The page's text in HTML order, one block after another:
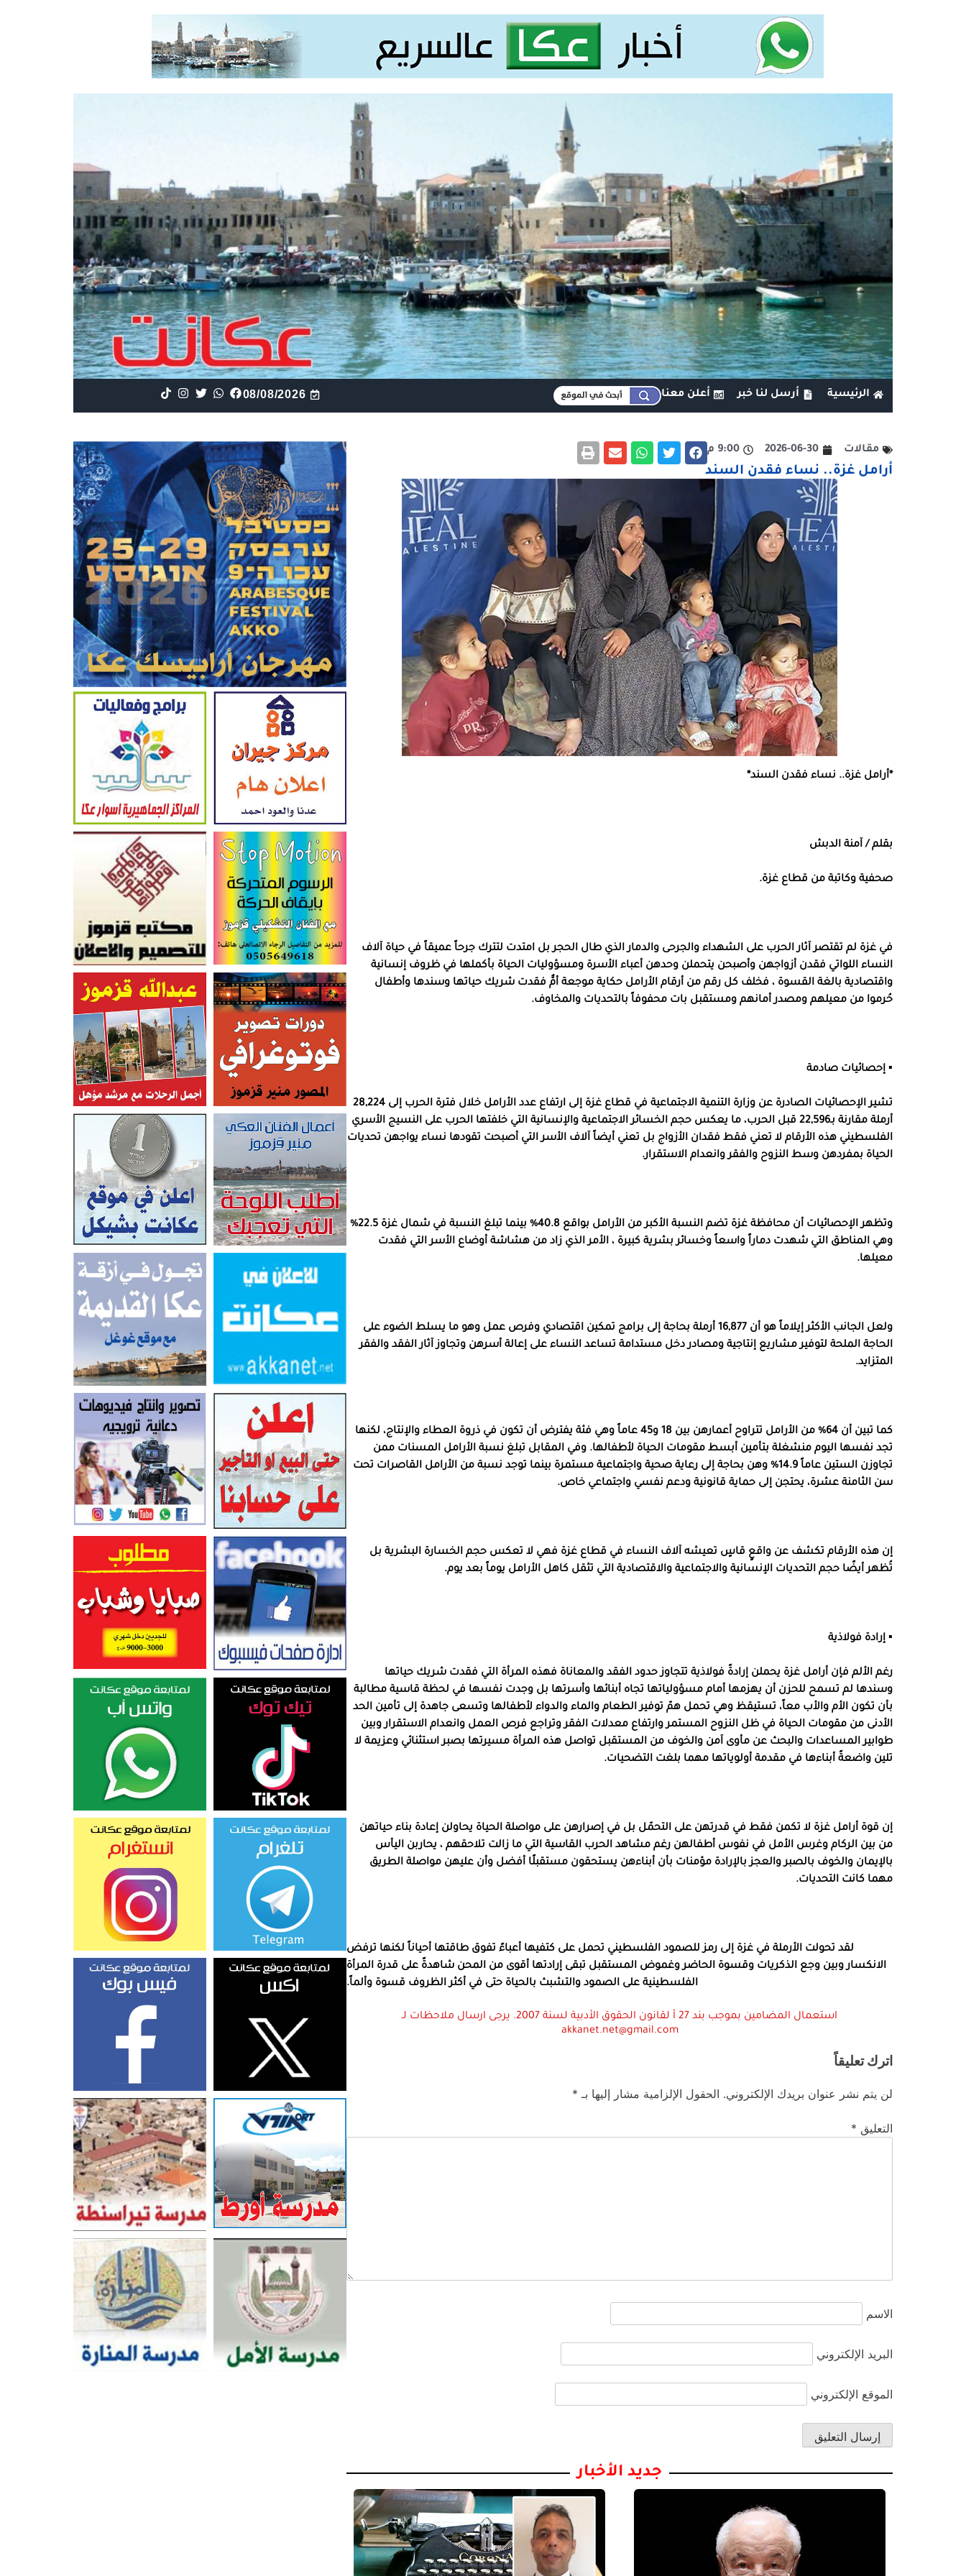
الرئيسية أرسل لنا خبر أعلن معنا 08/08/2026
مقالات 2026-06-30 9:00 م
أرامل غزة.. نساء فقدن السند
*أرامل غزة.. نساء فقدن السند*
بقلم / آمنة الدبش
صحفية وكاتبة من قطاع غزة.
في غزة لم تقتصر آثار الحرب على الشهداء والجرحى والدمار الذي طال الحجر بل امتدت لتترك جرحاً عميقاً في حياة آلاف
النساء اللواتي فقدن أزواجهن وأصبحن يتحملن وحدهن أعباء الأسرة ومسؤوليات الحياة بأكملها في ظروف إنسانية
واقتصادية بالغة القسوة ، فخلف كل رقم من أرقام الأرامل حكاية موجعة أمٌّ فقدت شريك حياتها وسندها وأطفال
حُرموا من معيلهم ومصدر أمانهم ومستقبل بات محفوفاً بالتحديات والمخاوف.
▪︎ إحصائيات صادمة
تشير الإحصائيات الصادرة عن وزارة التنمية الاجتماعية في قطاع غزة إلى ارتفاع عدد الأرامل خلال فترة الحرب إلى 28,224
أرملة مقارنة بـ22,596 قبل الحرب، ما يعكس حجم الخسائر الاجتماعية والإنسانية التي خلفتها الحرب على النسيج الأسري
الفلسطيني هذه الأرقام لا تعني فقط فقدان الأزواج بل تعني أيضاً آلاف الأسر التي أصبحت تقودها نساء يواجهن تحديات
الحياة بمفردهن وسط النزوح والفقر وانعدام الاستقرار.
وتظهر الإحصائيات أن محافظة غزة تضم النسبة الأكبر من الأرامل بواقع 40.8% بينما تبلغ النسبة في شمال غزة 22.5%
وهي المناطق التي شهدت دماراً واسعاً وخسائر بشرية كبيرة ، الأمر الذي زاد من هشاشة أوضاع الأسر التي فقدت
معيلها.
ولعل الجانب الأكثر إيلاماً هو أن 16,877 أرملة بحاجة إلى برامج تمكين اقتصادي وفرص عمل وهو ما يسلط الضوء على
الحاجة الملحة لتوفير مشاريع إنتاجية ومصادر دخل مستدامة تساعد النساء على إعالة أسرهن وتجاوز آثار الفقد والفقر
المتزايد.
كما تبين أن 64% من الأرامل تتراوح أعمارهن بين 18 و45 عاماً وهي فئة يفترض أن تكون في ذروة العطاء والإنتاج، لكنها
تجد نفسها اليوم منشغلة بتأمين أبسط مقومات الحياة لأطفالها. وفي المقابل تبلغ نسبة الأرامل المسنات ممن
تجاوزن الستين عاماً 14.9% وهن بحاجة إلى رعاية صحية واجتماعية مستمرة بينما توجد نسبة من الأرامل القاصرات تحت
سن الثامنة عشرة، يحتجن إلى حماية قانونية ودعم نفسي واجتماعي خاص.
إن هذه الأرقام تكشف عن واقعٍ قاسٍ تعيشه آلاف النساء في قطاع غزة فهي لا تعكس حجم الخسارة البشرية بل
تُظهر أيضًا حجم التحديات الإنسانية والاجتماعية والاقتصادية التي تثقل كاهل الأرامل يوماً بعد يوم.
▪︎ إرادة فولاذية
رغم الألم فإن أرامل غزة يحملن إرادةً فولاذية تتجاوز حدود الفقد والمعاناة فهذه المرأة التي فقدت شريك حياتها
وسندها لم تسمح للحزن أن يهزمها أمام مسؤولياتها تجاه أبنائها وأسرتها بل وجدت نفسها في لحظة قاسية مطالبة
بأن تكون الأم والأب معاً، تستيقظ وهي تحمل همّ توفير الطعام والماء والدواء لأطفالها وتسعى جاهدة إلى تأمين الحد
الأدنى من مقومات الحياة في ظل النزوح المستمر وارتفاع معدلات الفقر وتراجع فرص العمل وانعدام الاستقرار وبين
طوابير المساعدات والبحث عن مأوى آمن والخوف من المستقبل تواصل هذه المرأة مسيرتها بصبر استثنائي وعزيمة لا
تلين واضعةً أبناءها في مقدمة أولوياتها مهما بلغت التضحيات.
إن قوة أرامل غزة لا تكمن فقط في قدرتهن على التحمّل بل في إصرارهن على مواصلة الحياة يحاولن إعادة بناء حياتهن
من بين الركام وغرس الأمل في نفوس أطفالهن رغم مشاهد الحرب القاسية التي ما زالت تلاحقهم ، يحاربن اليأس
بالإيمان والخوف بالصبر والعجز بالإرادة مؤمنات بأن أبناءهن يستحقون مستقبلًا أفضل وأن عليهن مواصلة الطريق
مهما كانت التحديات.
لقد تحولت الأرملة في غزة إلى رمز للصمود الفلسطيني تحمل على كتفيها أعباءً تفوق طاقتها أحياناً لكنها ترفض
الانكسار وبين وجع الذكريات وقسوة الحاضر وغموض المستقبل تبقى إرادتها أقوى من المحن شاهدةً على قدرة المرأة
الفلسطينية على الصمود والتشبث بالحياة حتى في أكثر الظروف قسوة وألماً.
استعمال المضامين بموجب بند 27 أ لقانون الحقوق الأدبية لسنة 2007. يرجى ارسال ملاحظات لـ
akkanet.net@gmail.com
اترك تعليقاً
لن يتم نشر عنوان بريدك الإلكتروني. الحقول الإلزامية مشار إليها بـ *
التعليق *
الاسم
البريد الإلكتروني
الموقع الإلكتروني
جديد الأخبار